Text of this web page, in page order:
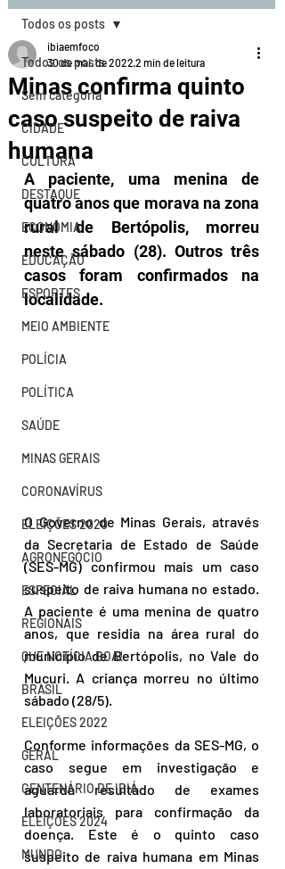
Todos os posts
Sem categoria
CIDADE
CULTURA
DESTAQUE
ECONOMIA
EDUCAÇÃO
ESPORTES
MEIO AMBIENTE
POLÍCIA
POLÍTICA
SAÚDE
MINAS GERAIS
CORONAVÍRUS
ELEIÇÕES 2020
AGRONEGÓCIO
ESPECIAL
REGIONAIS
QUE NOTÍCIA BOA!
BRASIL
ELEIÇÕES 2022
GERAL
CENTENÁRIO DE IBIÁ
ELEIÇÕES 2024
MUNDO
Todos os posts
Minas confirma quinto
caso suspeito de raiva
humana
ibiaemfoco
30 de mai. de 2022 2 min de leitura
A paciente, uma menina de
quatro anos que morava na zona
rural de Bertópolis, morreu
neste sábado (28). Outros três
casos foram confirmados na
localidade.
O Governo de Minas Gerais, através
da Secretaria de Estado de Saúde
(SES-MG) confirmou mais um caso
suspeito de raiva humana no estado.
A paciente é uma menina de quatro
anos, que residia na área rural do
município de Bertópolis, no Vale do
Mucuri. A criança morreu no último
sábado (28/5).
Conforme informações da SES-MG, o
caso segue em investigação e
aguarda resultado de exames
laboratoriais para confirmação da
doença. Este é o quinto caso
suspeito de raiva humana em Minas